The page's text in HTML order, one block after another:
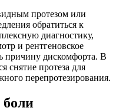
протезом или
обратиться к
диагностику,
и рентгеновское
причину дискомфорта. В
снятие протеза для
перепротезирования.